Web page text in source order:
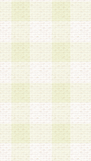
4.会員は、
いものとし
第4条 ログ
1.会員は、
加する際に
スワード
2.登録の際
の使用に